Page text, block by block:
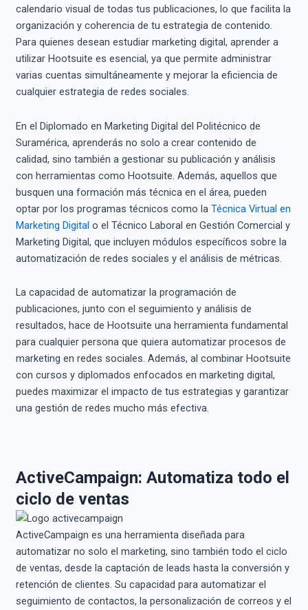
calendario visual de todas tus publicaciones, lo que facilita la
organización y coherencia de tu estrategia de contenido.
Para quienes desean estudiar marketing digital, aprender a
utilizar Hootsuite es esencial, ya que permite administrar
varias cuentas simultáneamente y mejorar la eficiencia de
cualquier estrategia de redes sociales.
En el Diplomado en Marketing Digital del Politécnico de
Suramérica, aprenderás no solo a crear contenido de
calidad, sino también a gestionar su publicación y análisis
con herramientas como Hootsuite. Además, aquellos que
busquen una formación más técnica en el área, pueden
optar por los programas técnicos como la Técnica Virtual en
Marketing Digital o el Técnico Laboral en Gestión Comercial y
Marketing Digital, que incluyen módulos específicos sobre la
automatización de redes sociales y el análisis de métricas.
La capacidad de automatizar la programación de
publicaciones, junto con el seguimiento y análisis de
resultados, hace de Hootsuite una herramienta fundamental
para cualquier persona que quiera automatizar procesos de
marketing en redes sociales. Además, al combinar Hootsuite
con cursos y diplomados enfocados en marketing digital,
puedes maximizar el impacto de tus estrategias y garantizar
una gestión de redes mucho más efectiva.
ActiveCampaign: Automatiza todo el
ciclo de ventas
ActiveCampaign es una herramienta diseñada para
automatizar no solo el marketing, sino también todo el ciclo
de ventas, desde la captación de leads hasta la conversión y
retención de clientes. Su capacidad para automatizar el
seguimiento de contactos, la personalización de correos y el